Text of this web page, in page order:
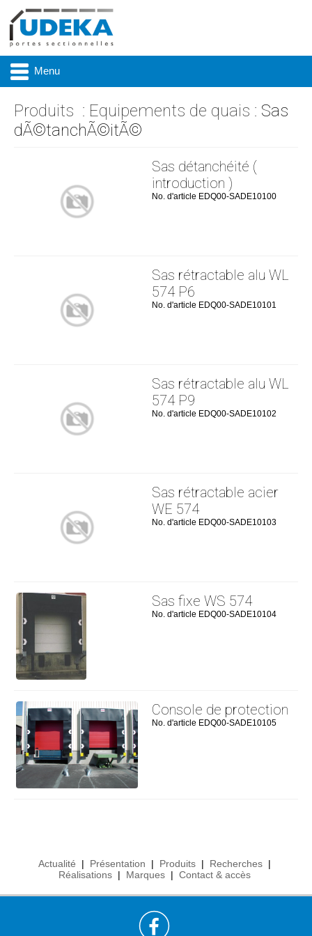
Menu
Actualité
Contact & accès
Produits : Equipements de quais : Sas
dÃ©tanchÃ©itÃ©
Sas détanchéité (
introduction )
No. d'article EDQ00-SADE10100
Sas rétractable alu WL
574 P6
No. d'article EDQ00-SADE10101
Sas rétractable alu WL
574 P9
No. d'article EDQ00-SADE10102
Sas rétractable acier
WE 574
No. d'article EDQ00-SADE10103
Sas fixe WS 574
No. d'article EDQ00-SADE10104
Console de protection
No. d'article EDQ00-SADE10105
Actualité | Présentation | Produits | Recherches |
Réalisations | Marques | Contact & accès